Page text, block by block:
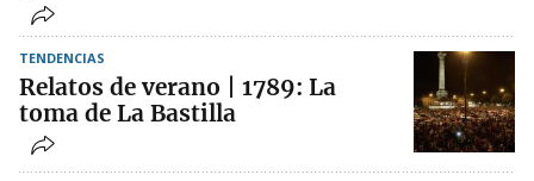
TENDENCIAS
Relatos de verano | 1789: La
toma de La Bastilla